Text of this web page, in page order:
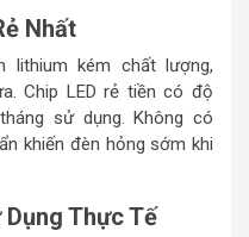
Nhất
lithium kém chất lượng,
Chip LED rẻ tiền có độ
sử dụng. Không có
khiến đèn hỏng sớm khi
Dụng Thực Tế